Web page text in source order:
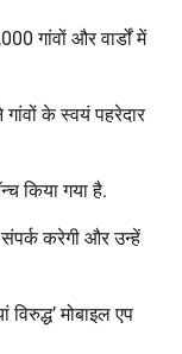
गांवों और वार्डों में
के स्वयं पहरेदार
किया गया है.
करेगी और उन्हें
विरुद्ध’ मोबाइल एप